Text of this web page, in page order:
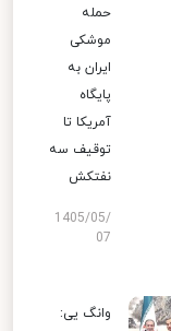
حمله
موشکی
ایران به
پایگاه
آمریکا تا
توقیف سه
نفتکش
1405/05/
07
وانگ یی: